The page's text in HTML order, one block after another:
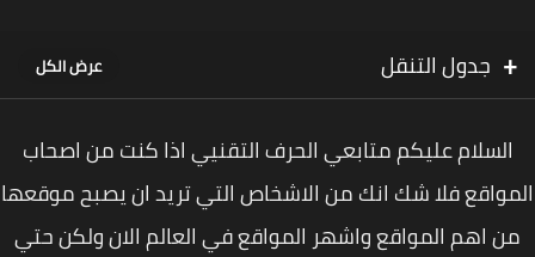
جدول التنقل
السلام عليكم متابعي الحرف التقنيي اذا كنت من اصحاب
فلا شك انك من الاشخاص التي تريد ان يصبح موقعها
اهم المواقع واشهر المواقع في العالم الان ولكن حتي